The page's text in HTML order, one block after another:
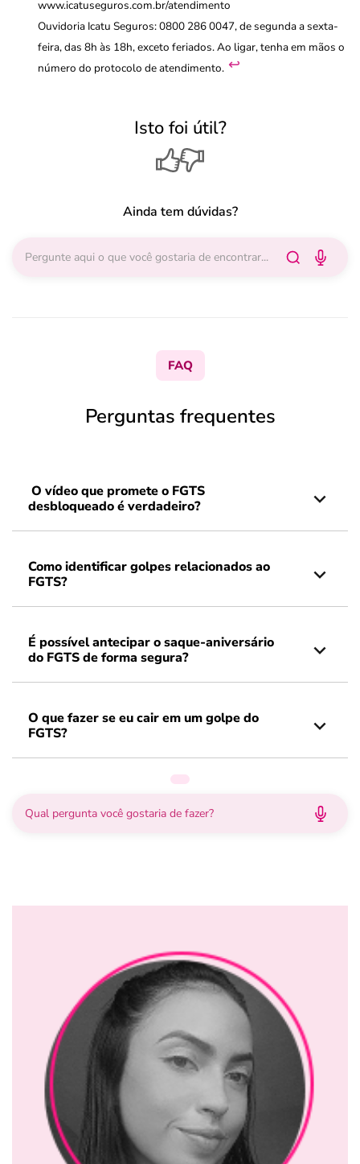
www.icatuseguros.com.br/atendimento
Ouvidoria Icatu Seguros: 0800 286 0047, de segunda a sexta-
feira, das 8h às 18h, exceto feriados. Ao ligar, tenha em mãos o
número do protocolo de atendimento. ↩︎
Isto foi útil?
Ainda tem dúvidas?
FAQ
Perguntas frequentes
O vídeo que promete o FGTS
desbloqueado é verdadeiro?
Como identificar golpes relacionados ao
FGTS?
É possível antecipar o saque-aniversário
do FGTS de forma segura?
O que fazer se eu cair em um golpe do
FGTS?